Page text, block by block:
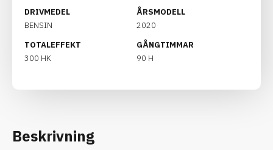
DRIVMEDEL
BENSIN
ÅRSMODELL
2020
TOTALEFFEKT
300 HK
GÅNGTIMMAR
90 H
Beskrivning